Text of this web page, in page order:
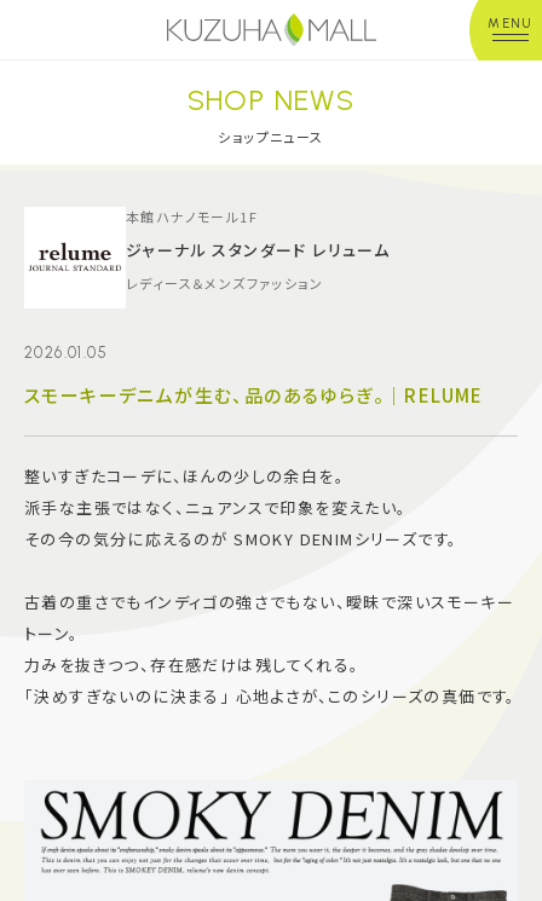
MENU
年中無休平 日：10:00~20:00
※店舗により異なる
ショップガイド
グルメ＆フード
イベント
キッズ＆ベビー
Follow US
SHOP NEWS
ショップニュース
本館ハナノモール1F
ジャーナル スタンダード レリューム
レディース＆メンズファッション
2026.01.05
スモーキーデニムが生む、品のあるゆらぎ。｜RELUME
整いすぎたコーデに、ほんの少しの余白を。
派手な主張ではなく、ニュアンスで印象を変えたい。
その今の気分に応えるのが SMOKY DENIMシリーズです。
古着の重さでもインディゴの強さでもない、曖昧で深いスモーキー
トーン。
力みを抜きつつ、存在感だけは残してくれる。
「決めすぎないのに決まる」 心地よさが、このシリーズの真価です。